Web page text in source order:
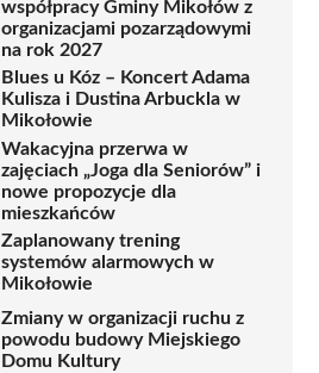
współpracy Gminy Mikołów z
organizacjami pozarządowymi
na rok 2027
Blues u Kóz – Koncert Adama
Kulisza i Dustina Arbuckla w
Mikołowie
Wakacyjna przerwa w
zajęciach „Joga dla Seniorów” i
nowe propozycje dla
mieszkańców
Zaplanowany trening
systemów alarmowych w
Mikołowie
Zmiany w organizacji ruchu z
powodu budowy Miejskiego
Domu Kultury